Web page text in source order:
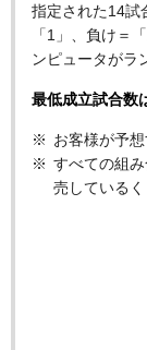
指定された14試
「1」、負け＝
ンピュータがラ
最低成立試合数
お客様が予
すべての組
売しているく